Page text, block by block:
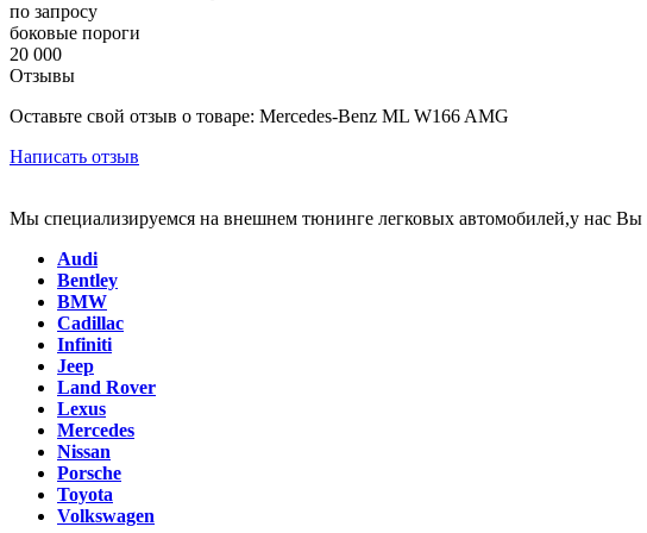
по запросу
боковые пороги
20 000
Отзывы
Оставьте свой отзыв о товаре: Mercedes-Benz ML W166 AMG
Написать отзыв
Мы специализируемся на внешнем тюнинге легковых автомобилей,у нас
Audi
Bentley
BMW
Cadillac
Infiniti
Jeep
Land Rover
Lexus
Mercedes
Nissan
Porsche
Toyota
Volkswagen